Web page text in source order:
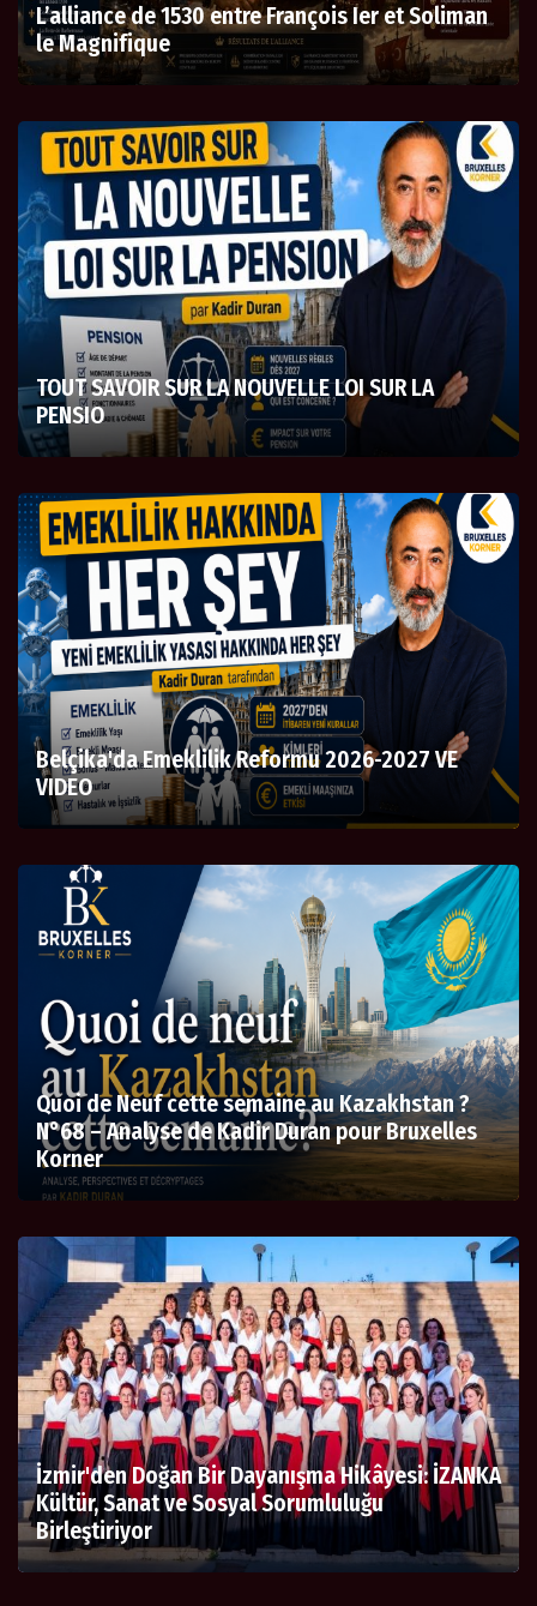
L’alliance de 1530 entre François Ier et Soliman
le Magnifique
TOUT SAVOIR SUR LA NOUVELLE LOI SUR LA
PENSIO
Belçika'da Emeklilik Reformu 2026-2027 VE
VIDEO
Quoi de Neuf cette semaine au Kazakhstan ?
N°68 – Analyse de Kadir Duran pour Bruxelles
Korner
İzmir'den Doğan Bir Dayanışma Hikâyesi: İZANKA
Kültür, Sanat ve Sosyal Sorumluluğu
Birleştiriyor